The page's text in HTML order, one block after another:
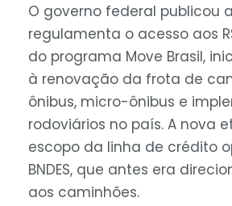
O governo federal publicou
regulamenta o acesso aos
do programa Move Brasil,
à renovação da frota de
ônibus, micro-ônibus e
rodoviários no país. A nova
escopo da linha de crédito
BNDES, que antes era
aos caminhões.